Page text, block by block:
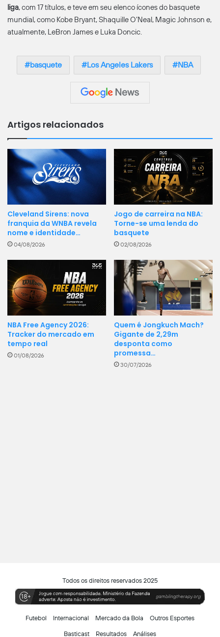
liga, com 17 títulos, e teve em seu elenco ícones do basquete
mundial, como Kobe Bryant, Shaquille O’Neal, Magic Johnson e,
atualmente, LeBron James e Luka Doncic.
basquete Los Angeles Lakers NBA
Artigos relacionados
Cleveland Sirens: nova
franquia da WNBA revela
nome e identidade…
04/08/2026
Jogo de carreira na NBA:
Torne-se uma lenda do
basquete
02/08/2026
NBA Free Agency 2026:
Tracker do mercado em
tempo real
01/08/2026
Quem é Jongkuch Mach?
Gigante de 2,29m
desponta como
promessa…
30/07/2026
Todos os direitos reservados 2025
Futebol Internacional Mercado da Bola Outros Esportes
Basticast Resultados Análises